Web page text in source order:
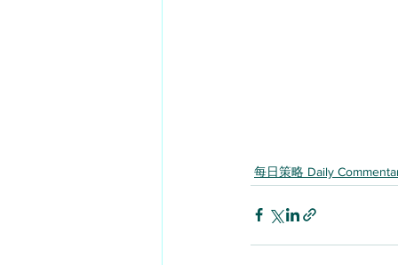
每日策略 Daily